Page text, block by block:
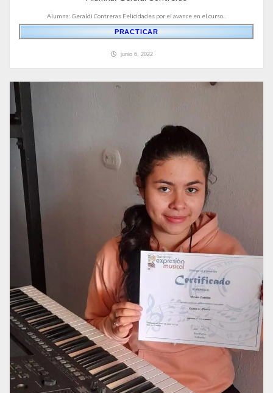
Alumna: Geraldi Contreras Felicidades por el avance en el curso...
PRACTICAR
junio 6, 2022